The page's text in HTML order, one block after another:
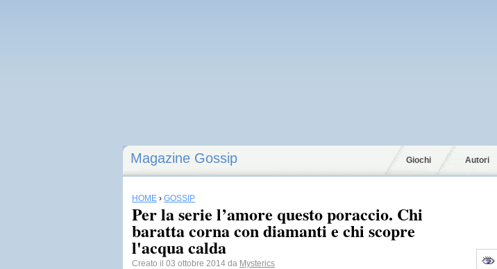
Magazine Gossip Giochi Autori
HOME › GOSSIP
Per la serie l’amore questo poraccio. Chi
baratta corna con diamanti e chi scopre
l'acqua calda
Creato il 03 ottobre 2014 da Mysterics